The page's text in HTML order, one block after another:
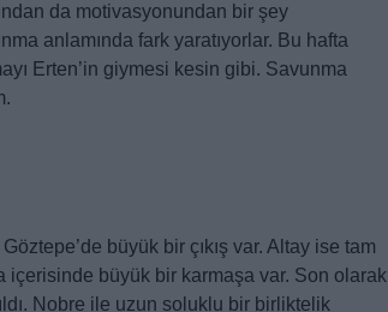
da motivasyonundan bir şey
anlamında fark yaratıyorlar. Bu hafta
Erten’in giymesi kesin gibi. Savunma
büyük bir çıkış var. Altay ise tam
içerisinde büyük bir karmaşa var. Son olarak
Nobre ile uzun soluklu bir birliktelik